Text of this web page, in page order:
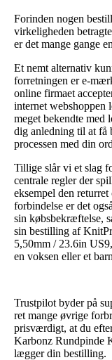
Forinden nogen
virkeligheden
er det mange gange
Et nemt alternativ
forretningen er e-
online firmaet
internet webshoppen
meget bekendte med
dig anledning til at få
processen med din
Tillige slår vi et slag
centrale regler der
eksempel den
forbindelse er det
sin købsbekræftelse,
sin bestilling af
5,50mm / 23.6in
en voksen eller et
Trustpilot byder på
ret mange øvrige
prisværdigt, at du
Karbonz Rundpinde
lægger din bestilling.